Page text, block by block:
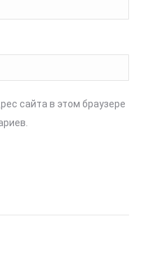
сайта в этом браузере